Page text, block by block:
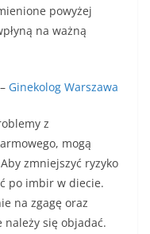
powyżej
na ważną
Ginekolog Warszawa
z
mogą
zmniejszyć ryzyko
po imbir w diecie.
na zgagę oraz
się objadać.